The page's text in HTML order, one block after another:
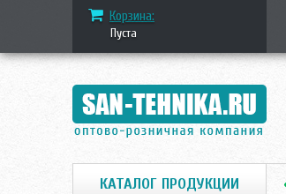
Корзина:
Пуста
КАТАЛОГ ПРОДУКЦИИ